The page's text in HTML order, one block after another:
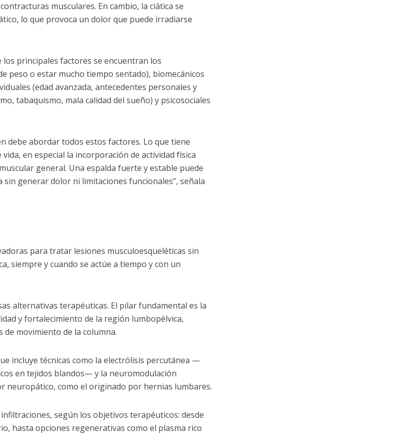
musculares. En cambio, la ciática se
lo que provoca un dolor que puede irradiarse
principales factores se encuentran los
peso o estar mucho tiempo sentado), biomecánicos
(edad avanzada, antecedentes personales y
tabaquismo, mala calidad del sueño) y psicosociales
debe abordar todos estos factores. Lo que tiene
en especial la incorporación de actividad física
general. Una espalda fuerte y estable puede
sin generar dolor ni limitaciones funcionales”, señala
para tratar lesiones musculoesqueléticas sin
siempre y cuando se actúe a tiempo y con un
alternativas terapéuticas. El pilar fundamental es la
y fortalecimiento de la región lumbopélvica,
de movimiento de la columna.
incluye técnicas como la electrólisis percutánea —
en tejidos blandos— y la neuromodulación
neuropático, como el originado por hernias lumbares.
según los objetivos terapéuticos: desde
hasta opciones regenerativas como el plasma rico